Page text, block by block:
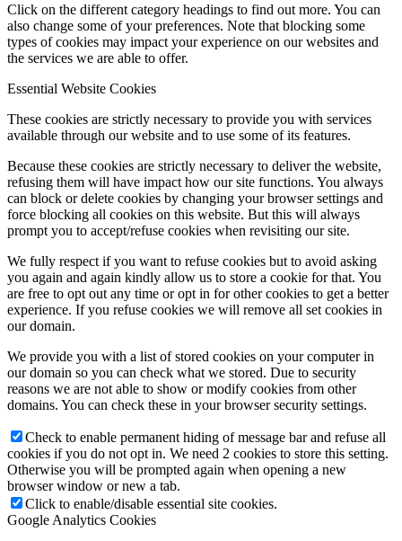
Click on the different category headings to find out more. You can
also change some of your preferences. Note that blocking some
types of cookies may impact your experience on our websites and
the services we are able to offer.
Essential Website Cookies
These cookies are strictly necessary to provide you with services
available through our website and to use some of its features.
Because these cookies are strictly necessary to deliver the website,
refusing them will have impact how our site functions. You always
can block or delete cookies by changing your browser settings and
force blocking all cookies on this website. But this will always
prompt you to accept/refuse cookies when revisiting our site.
We fully respect if you want to refuse cookies but to avoid asking
you again and again kindly allow us to store a cookie for that. You
are free to opt out any time or opt in for other cookies to get a better
experience. If you refuse cookies we will remove all set cookies in
our domain.
We provide you with a list of stored cookies on your computer in
our domain so you can check what we stored. Due to security
reasons we are not able to show or modify cookies from other
domains. You can check these in your browser security settings.
Check to enable permanent hiding of message bar and refuse all
cookies if you do not opt in. We need 2 cookies to store this setting.
Otherwise you will be prompted again when opening a new
browser window or new a tab.
Click to enable/disable essential site cookies.
Google Analytics Cookies